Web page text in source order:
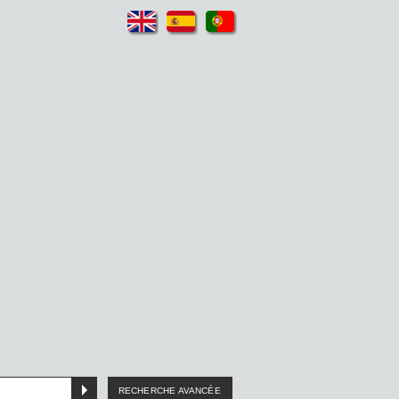
RECHERCHE AVANCÉE